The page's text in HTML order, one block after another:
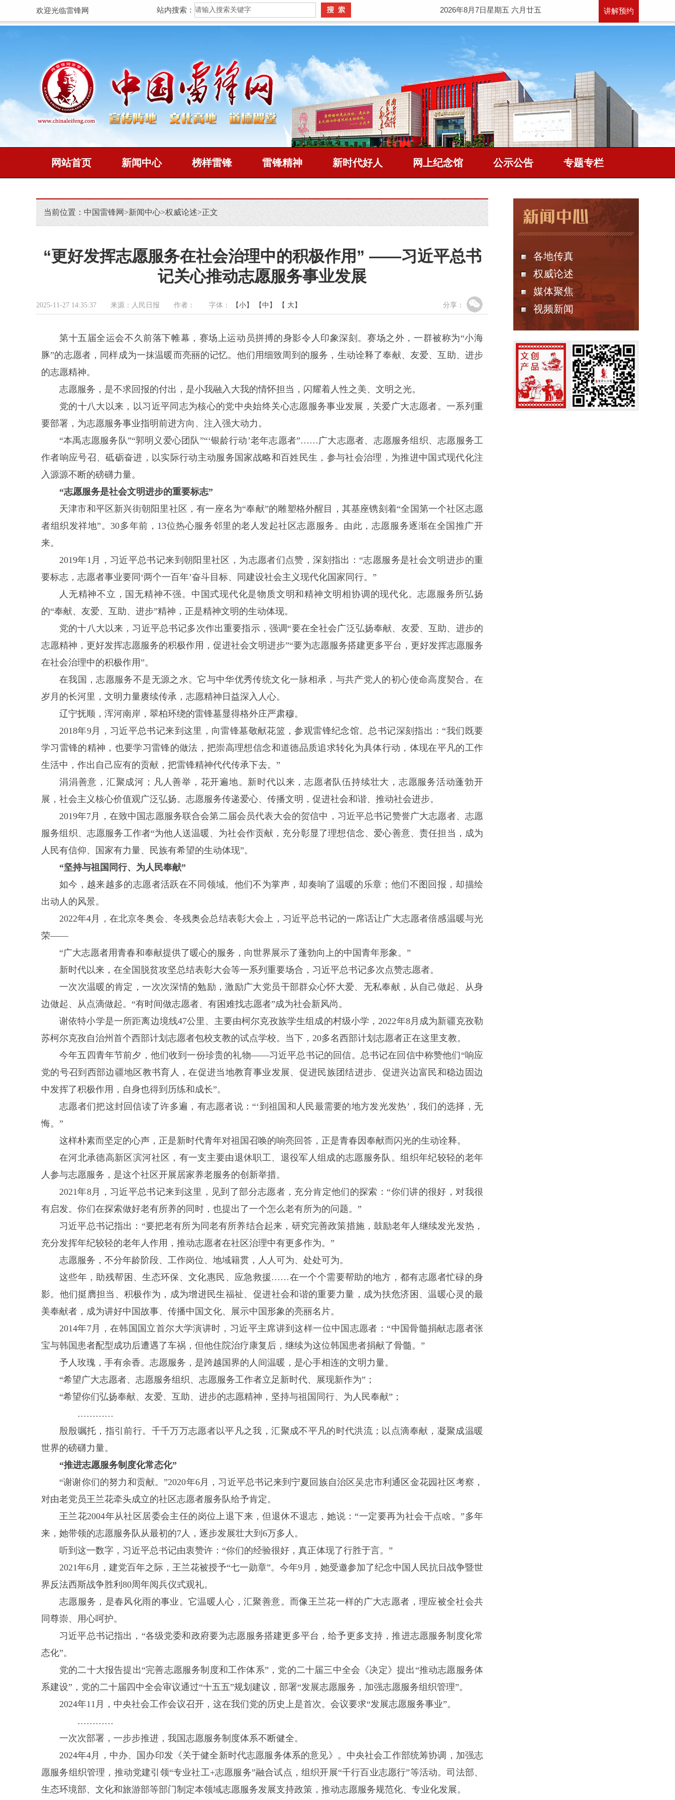
欢迎光临雷锋网 站内搜索： 2026年8月7日星期五 六月廿五 讲解预约
网站首页 新闻中心 榜样雷锋 雷锋精神 新时代好人 网上纪念馆 公示公告 专题专栏
当前位置： 中国雷锋网>新闻中心>权威论述>正文
“更好发挥志愿服务在社会治理中的积极作用” ——习近平总书
记关心推动志愿服务事业发展
2025-11-27 14:35:37 来源：人民日报 作者： 字体： 【小】 【中】 【 大】 分享：
第十五届全运会不久前落下帷幕，赛场上运动员拼搏的身影令人印象深刻。赛场之外，一群被称为“小海
豚”的志愿者，同样成为一抹温暖而亮丽的记忆。他们用细致周到的服务，生动诠释了奉献、友爱、互助、进步
的志愿精神。
志愿服务，是不求回报的付出，是小我融入大我的情怀担当，闪耀着人性之美、文明之光。
党的十八大以来，以习近平同志为核心的党中央始终关心志愿服务事业发展，关爱广大志愿者。一系列重
要部署，为志愿服务事业指明前进方向、注入强大动力。
“本禹志愿服务队”“郭明义爱心团队”“‘银龄行动’老年志愿者”……广大志愿者、志愿服务组织、志愿服务工
作者响应号召、砥砺奋进，以实际行动主动服务国家战略和百姓民生，参与社会治理，为推进中国式现代化注
入源源不断的磅礴力量。
“志愿服务是社会文明进步的重要标志”
天津市和平区新兴街朝阳里社区，有一座名为“奉献”的雕塑格外醒目，其基座镌刻着“全国第一个社区志愿
者组织发祥地”。30多年前，13位热心服务邻里的老人发起社区志愿服务。由此，志愿服务逐渐在全国推广开
来。
2019年1月，习近平总书记来到朝阳里社区，为志愿者们点赞，深刻指出：“志愿服务是社会文明进步的重
要标志，志愿者事业要同‘两个一百年’奋斗目标、同建设社会主义现代化国家同行。”
人无精神不立，国无精神不强。中国式现代化是物质文明和精神文明相协调的现代化。志愿服务所弘扬
的“奉献、友爱、互助、进步”精神，正是精神文明的生动体现。
党的十八大以来，习近平总书记多次作出重要指示，强调“要在全社会广泛弘扬奉献、友爱、互助、进步的
志愿精神，更好发挥志愿服务的积极作用，促进社会文明进步”“要为志愿服务搭建更多平台，更好发挥志愿服务
在社会治理中的积极作用”。
在我国，志愿服务不是无源之水。它与中华优秀传统文化一脉相承，与共产党人的初心使命高度契合。在
岁月的长河里，文明力量赓续传承，志愿精神日益深入人心。
辽宁抚顺，浑河南岸，翠柏环绕的雷锋墓显得格外庄严肃穆。
2018年9月，习近平总书记来到这里，向雷锋墓敬献花篮，参观雷锋纪念馆。总书记深刻指出：“我们既要
学习雷锋的精神，也要学习雷锋的做法，把崇高理想信念和道德品质追求转化为具体行动，体现在平凡的工作
生活中，作出自己应有的贡献，把雷锋精神代代传承下去。”
涓涓善意，汇聚成河；凡人善举，花开遍地。新时代以来，志愿者队伍持续壮大，志愿服务活动蓬勃开
展，社会主义核心价值观广泛弘扬。志愿服务传递爱心、传播文明，促进社会和谐、推动社会进步。
2019年7月，在致中国志愿服务联合会第二届会员代表大会的贺信中，习近平总书记赞誉广大志愿者、志愿
服务组织、志愿服务工作者“为他人送温暖、为社会作贡献，充分彰显了理想信念、爱心善意、责任担当，成为
人民有信仰、国家有力量、民族有希望的生动体现”。
“坚持与祖国同行、为人民奉献”
如今，越来越多的志愿者活跃在不同领域。他们不为掌声，却奏响了温暖的乐章；他们不图回报，却描绘
出动人的风景。
2022年4月，在北京冬奥会、冬残奥会总结表彰大会上，习近平总书记的一席话让广大志愿者倍感温暖与光
荣——
“广大志愿者用青春和奉献提供了暖心的服务，向世界展示了蓬勃向上的中国青年形象。”
新时代以来，在全国脱贫攻坚总结表彰大会等一系列重要场合，习近平总书记多次点赞志愿者。
一次次温暖的肯定，一次次深情的勉励，激励广大党员干部群众心怀大爱、无私奉献，从自己做起、从身
边做起、从点滴做起。“有时间做志愿者、有困难找志愿者”成为社会新风尚。
谢依特小学是一所距离边境线47公里、主要由柯尔克孜族学生组成的村级小学，2022年8月成为新疆克孜勒
苏柯尔克孜自治州首个西部计划志愿者包校支教的试点学校。当下，20多名西部计划志愿者正在这里支教。
今年五四青年节前夕，他们收到一份珍贵的礼物——习近平总书记的回信。总书记在回信中称赞他们“响应
党的号召到西部边疆地区教书育人，在促进当地教育事业发展、促进民族团结进步、促进兴边富民和稳边固边
中发挥了积极作用，自身也得到历练和成长”。
志愿者们把这封回信读了许多遍，有志愿者说：“‘到祖国和人民最需要的地方发光发热’，我们的选择，无
悔。”
这样朴素而坚定的心声，正是新时代青年对祖国召唤的响亮回答，正是青春因奉献而闪光的生动诠释。
在河北承德高新区滨河社区，有一支主要由退休职工、退役军人组成的志愿服务队。组织年纪较轻的老年
人参与志愿服务，是这个社区开展居家养老服务的创新举措。
2021年8月，习近平总书记来到这里，见到了部分志愿者，充分肯定他们的探索：“你们讲的很好，对我很
有启发。你们在探索做好老有所养的同时，也提出了一个怎么老有所为的问题。”
习近平总书记指出：“要把老有所为同老有所养结合起来，研究完善政策措施，鼓励老年人继续发光发热，
充分发挥年纪较轻的老年人作用，推动志愿者在社区治理中有更多作为。”
志愿服务，不分年龄阶段、工作岗位、地域籍贯，人人可为、处处可为。
这些年，助残帮困、生态环保、文化惠民、应急救援……在一个个需要帮助的地方，都有志愿者忙碌的身
影。他们挺膺担当、积极作为，成为增进民生福祉、促进社会和谐的重要力量，成为扶危济困、温暖心灵的最
美奉献者，成为讲好中国故事、传播中国文化、展示中国形象的亮丽名片。
2014年7月，在韩国国立首尔大学演讲时，习近平主席讲到这样一位中国志愿者：“中国骨髓捐献志愿者张
宝与韩国患者配型成功后遭遇了车祸，但他住院治疗康复后，继续为这位韩国患者捐献了骨髓。”
予人玫瑰，手有余香。志愿服务，是跨越国界的人间温暖，是心手相连的文明力量。
“希望广大志愿者、志愿服务组织、志愿服务工作者立足新时代、展现新作为”；
“希望你们弘扬奉献、友爱、互助、进步的志愿精神，坚持与祖国同行、为人民奉献”；
…………
殷殷嘱托，指引前行。千千万万志愿者以平凡之我，汇聚成不平凡的时代洪流；以点滴奉献，凝聚成温暖
世界的磅礴力量。
“推进志愿服务制度化常态化”
“谢谢你们的努力和贡献。”2020年6月，习近平总书记来到宁夏回族自治区吴忠市利通区金花园社区考察，
对由老党员王兰花牵头成立的社区志愿者服务队给予肯定。
王兰花2004年从社区居委会主任的岗位上退下来，但退休不退志，她说：“一定要再为社会干点啥。”多年
来，她带领的志愿服务队从最初的7人，逐步发展壮大到6万多人。
听到这一数字，习近平总书记由衷赞许：“你们的经验很好，真正体现了行胜于言。”
2021年6月，建党百年之际，王兰花被授予“七一勋章”。今年9月，她受邀参加了纪念中国人民抗日战争暨世
界反法西斯战争胜利80周年阅兵仪式观礼。
志愿服务，是春风化雨的事业。它温暖人心，汇聚善意。而像王兰花一样的广大志愿者，理应被全社会共
同尊崇、用心呵护。
习近平总书记指出，“各级党委和政府要为志愿服务搭建更多平台，给予更多支持，推进志愿服务制度化常
态化”。
党的二十大报告提出“完善志愿服务制度和工作体系”，党的二十届三中全会《决定》提出“推动志愿服务体
系建设”，党的二十届四中全会审议通过“十五五”规划建议，部署“发展志愿服务，加强志愿服务组织管理”。
2024年11月，中央社会工作会议召开，这在我们党的历史上是首次。会议要求“发展志愿服务事业”。
…………
一次次部署，一步步推进，我国志愿服务制度体系不断健全。
2024年4月，中办、国办印发《关于健全新时代志愿服务体系的意见》。中央社会工作部统筹协调，加强志
愿服务组织管理，推动党建引领“专业社工+志愿服务”融合试点，组织开展“千行百业志愿行”等活动。司法部、
生态环境部、文化和旅游部等部门制定本领域志愿服务发展支持政策，推动志愿服务规范化、专业化发展。
各地传真
权威论述
媒体聚焦
视频新闻